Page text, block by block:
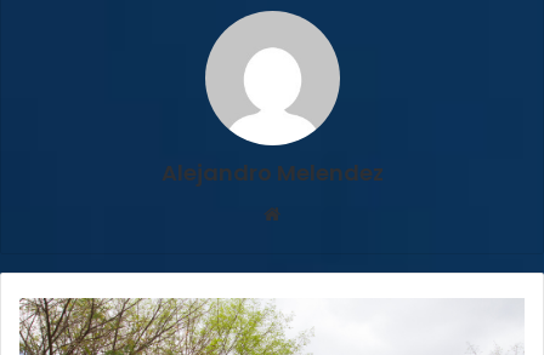
Alejandro Melendez
UCR
regresará